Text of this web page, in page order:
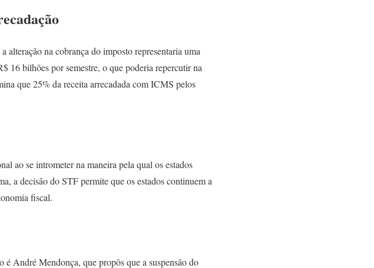
alteração na cobrança do imposto representaria uma
16 bilhões por semestre, o que poderia repercutir na
que 25% da receita arrecadada com ICMS pelos
ao se intrometer na maneira pela qual os estados
a decisão do STF permite que os estados continuem a
fiscal.
André Mendonça, que propôs que a suspensão do